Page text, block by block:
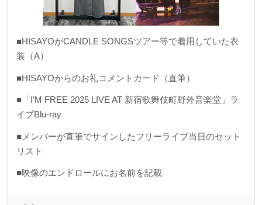
■HISAYOがCANDLE SONGSツアー等で着用していた衣
装（A）
■HISAYOからのお礼コメントカード（直筆）
■「I’M FREE 2025 LIVE AT 新宿歌舞伎町野外音楽堂」ラ
イブBlu-ray
■メンバーが直筆でサインしたフリーライブ当日のセット
リスト
■映像のエンドロールにお名前を記載